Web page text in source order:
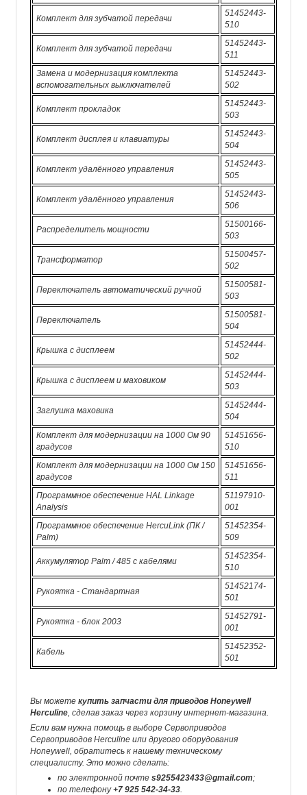
Комплект для зубчатой ​​передачи
51452443-
510
Комплект для зубчатой ​​передачи
51452443-
511
Замена и модернизация комплекта
вспомогательных выключателей
51452443-
502
Комплект прокладок
51452443-
503
Комплект дисплея и клавиатуры
51452443-
504
Комплект удалённого управления
51452443-
505
Комплект удалённого управления
51452443-
506
Распределитель мощности
51500166-
503
Трансформатор
51500457-
502
Переключатель автоматический ручной
51500581-
503
Переключатель
51500581-
504
Крышка с дисплеем
51452444-
502
Крышка с дисплеем и маховиком
51452444-
503
Заглушка маховика
51452444-
504
Комплект для модернизации на 1000 Ом 90
градусов
51451656-
510
Комплект для модернизации на 1000 Ом 150
градусов
51451656-
511
Программное обеспечение HAL Linkage
Analysis
51197910-
001
Программное обеспечение HercuLink (ПК /
Palm)
51452354-
509
Аккумулятор Palm / 485 с кабелями
51452354-
510
Рукоятка - Стандартная
51452174-
501
Рукоятка - блок 2003
51452791-
001
Кабель
51452352-
501
Вы можете купить запчасти для приводов Honeywell
Herculine, сделав заказ через корзину интернет-магазина.
Если вам нужна помощь в выборе Сервоприводов
Сервоприводов Herculine или другого оборудования
Honeywell, обратитесь к нашему техническому
специалисту. Это можно сделать:
по электронной почте s9255423433@gmail.com;
по телефону+7 925 542-34-33.